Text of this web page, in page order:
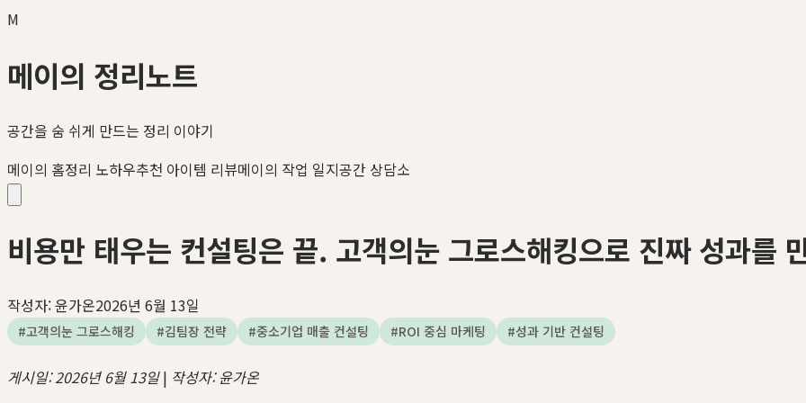
M
메이의 정리노트
공간을 숨 쉬게 만드는 정리 이야기
메이의 홈정리 노하우추천 아이템 리뷰메이의 작업 일지공간 상담소
비용만 태우는 컨설팅은 끝. 고객의눈 그로스해킹으로 진짜 성과를
작성자:윤가온2026년 6월 13일
#고객의눈 그로스해킹 #김팀장 전략 #중소기업 매출 컨설팅 #ROI 중심 마케팅 #성과 기반 컨설팅
게시일: 2026년 6월 13일| 작성자: 윤가온